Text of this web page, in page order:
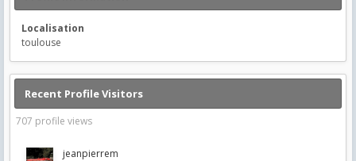
Localisation
toulouse
Recent Profile Visitors
707 profile views
jeanpierrem